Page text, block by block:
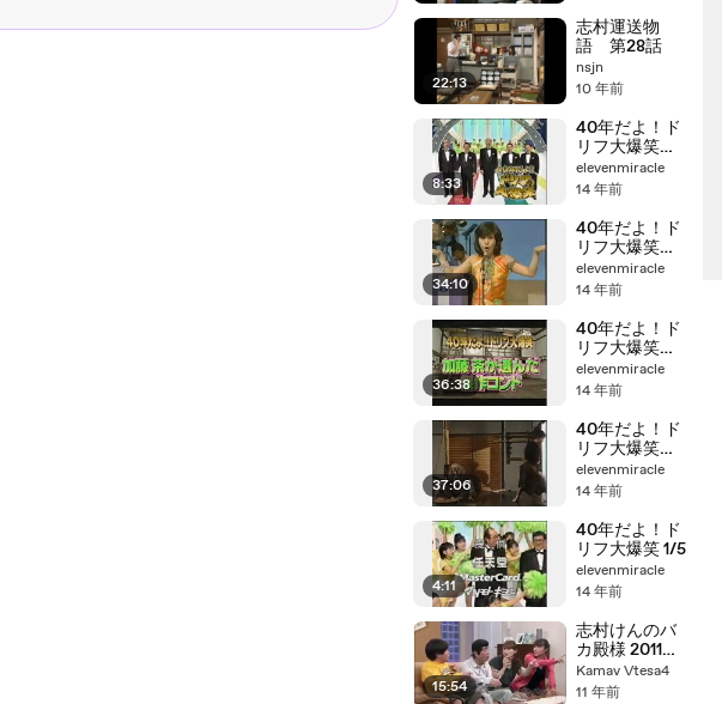
22:13
志村運送物
語 第28話
nsjn
10 年前
8:33
40年だよ！ド
リフ大爆笑
5/5
elevenmiracle
14 年前
34:10
40年だよ！ド
リフ大爆笑
4/5
elevenmiracle
14 年前
36:38
40年だよ！ド
リフ大爆笑
3/5
elevenmiracle
14 年前
37:06
40年だよ！ド
リフ大爆笑
2/5
elevenmiracle
14 年前
4:11
40年だよ！ド
リフ大爆笑 1/5
elevenmiracle
14 年前
15:54
志村けんのバ
カ殿様 2011新
春SP 7 14
Kamav Vtesa4
11 年前